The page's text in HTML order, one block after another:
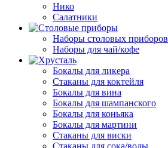
Нико
Салатники
Наборы столовых приборов
Наборы для чай/кофе
Бокалы для ликера
Стаканы для коктейля
Бокалы для вина
Бокалы для шампанского
Бокалы для коньяка
Бокалы для мартини
Стаканы для виски
Стаканы для сока/воды